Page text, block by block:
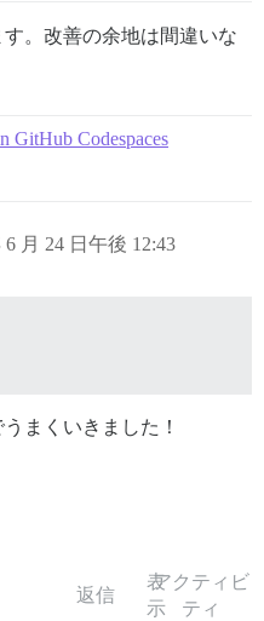
。改善の余地は間違いな
GitHub Codespaces
6 月 24 日午後 12:43
まくいきました！
返信
表
示
アクティビ
ティ